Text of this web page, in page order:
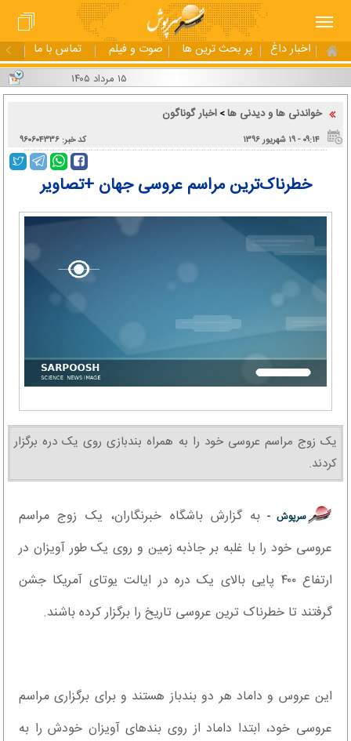
اخبار داغ پر بحث ترین ها صوت و فیلم تماس با ما
خواندنی ها و دیدنی ها> اخبار گوناگون
۰۹:۱۴ - ۱۹ شهریور ۱۳۹۶ کد خبر: ۹۶۰۶۰۴۳۳۶
خطرناک‌ترین مراسم عروسی جهان +تصاویر
یک زوج مراسم عروسی خود را به همراه بندبازی روی یک دره برگزار
کردند.
سرپوش - به گزارش باشگاه خبرنگاران، یک زوج مراسم
عروسی خود را با غلبه بر جاذبه زمین و روی یک طور آویزان در
ارتفاع ۴۰۰ پایی بالای یک دره در ایالت یوتای آمریکا جشن
گرفتند تا خطرناک ترین عروسی تاریخ را برگزار کرده باشند.
این عروس و داماد هر دو بندباز هستند و برای برگزاری مراسم
عروسی خود، ابتدا داماد از روی بندهای آویزان خودش را به